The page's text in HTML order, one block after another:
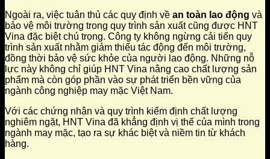
Ngoài ra, việc tuân thủ các quy định về an toàn lao động và
bảo vệ môi trường trong quy trình sản xuất cũng được HNT
Vina đặc biệt chú trọng. Công ty không ngừng cải tiến quy
trình sản xuất nhằm giảm thiểu tác động đến môi trường,
đồng thời bảo vệ sức khỏe của người lao động. Những nỗ
lực này không chỉ giúp HNT Vina nâng cao chất lượng sản
phẩm mà còn góp phần vào sự phát triển bền vững của
ngành công nghiệp may mặc Việt Nam.
Với các chứng nhận và quy trình kiểm định chất lượng
nghiêm ngặt, HNT Vina đã khẳng định vị thế của mình trong
ngành may mặc, tạo ra sự khác biệt và niềm tin từ khách
hàng.